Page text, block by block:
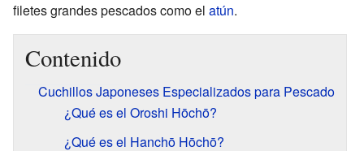
filetes grandes pescados como el atún.
Contenido
Cuchillos Japoneses Especializados para Pescado
¿Qué es el Oroshi Hōchō?
¿Qué es el Hanchō Hōchō?